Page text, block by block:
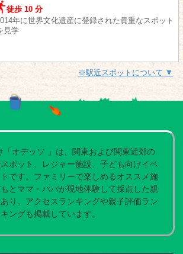
徒歩 10 分
年に世界文化遺産に登録された貴重なスポット
見学
※駅近スポットについて ▼
「オデッソ 」は、関東および関東近郊の
ポット、レジャー施設、子ども向けイベ
です。ファミリーで楽しめるオススメ施
とママ・パパが現地体験して採点した親
り。アクセスランキングや親子評価ラン
キングも掲載しています。